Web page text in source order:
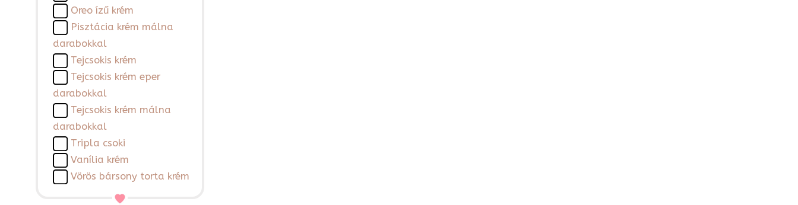
Oreo ízű krém
Pisztácia krém málna
darabokkal
Tejcsokis krém
Tejcsokis krém eper
darabokkal
Tejcsokis krém málna
darabokkal
Tripla csoki
Vanília krém
Vörös bársony torta krém